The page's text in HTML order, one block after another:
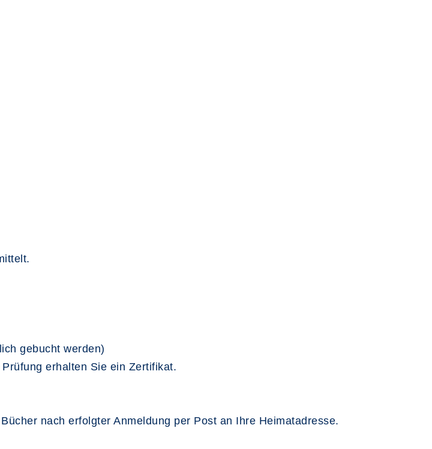
gebucht werden)
erhalten Sie ein Zertifikat.
nach erfolgter Anmeldung per Post an Ihre Heimatadresse.